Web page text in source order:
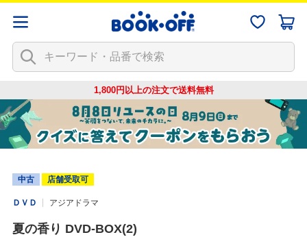
1,800円以上の注文で送料無料
中古 店舗受取可
ＤＶＤ アジアドラマ
夏の香り DVD-BOX(2)